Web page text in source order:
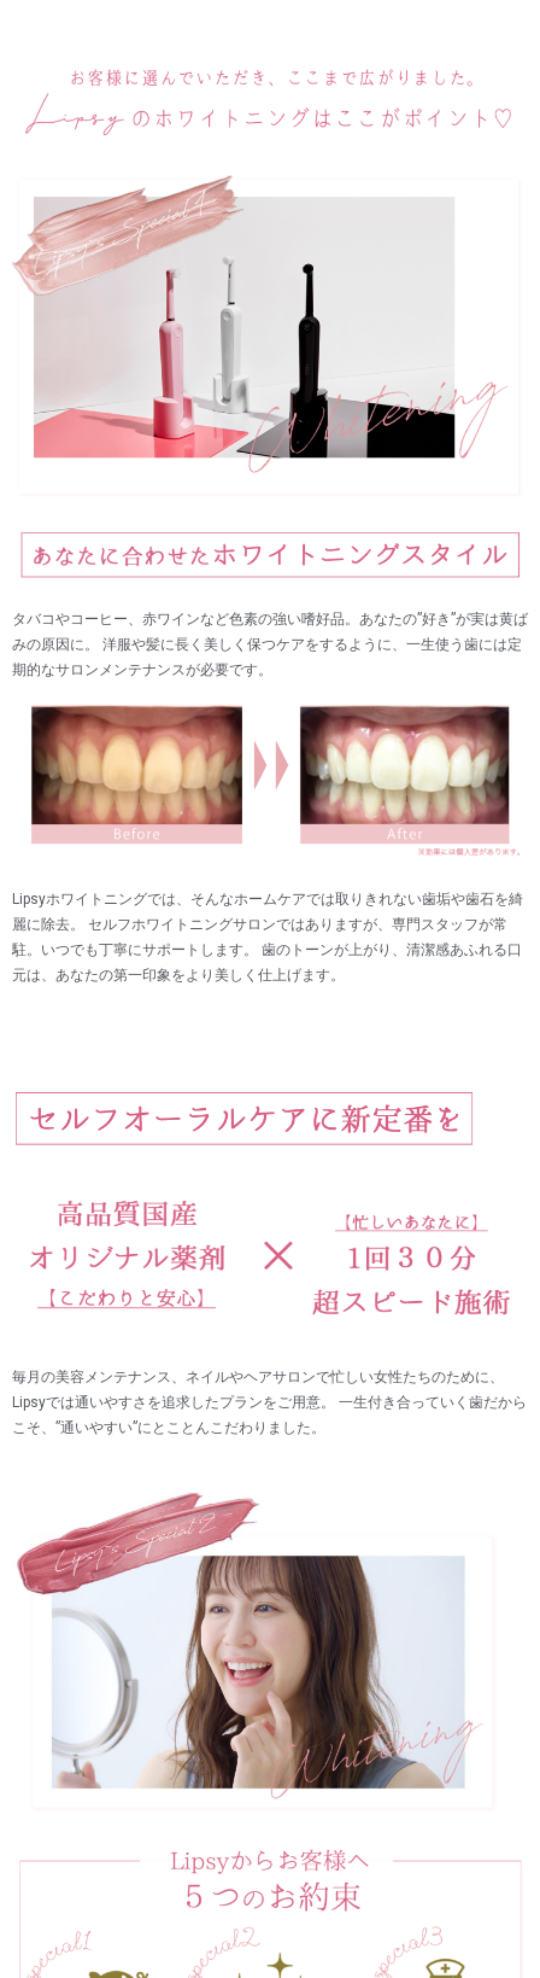
タバコやコーヒー、赤ワインなど色素の強い嗜好品。あなたの”好き”が実は黄ば
みの原因に。 洋服や髪に長く美しく保つケアをするように、一生使う歯には定
期的なサロンメンテナンスが必要です。
Lipsyホワイトニングでは、そんなホームケアでは取りきれない歯垢や歯石を綺
麗に除去。 セルフホワイトニングサロンではありますが、専門スタッフが常
駐。いつでも丁寧にサポートします。 歯のトーンが上がり、清潔感あふれる口
元は、あなたの第一印象をより美しく仕上げます。
毎月の美容メンテナンス、ネイルやヘアサロンで忙しい女性たちのために、
Lipsyでは通いやすさを追求したプランをご用意。 一生付き合っていく歯だから
こそ、”通いやすい”にとことんこだわりました。